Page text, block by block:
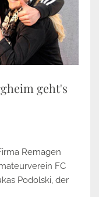
geht's
Remagen
FC
Podolski, der